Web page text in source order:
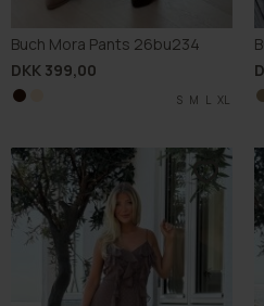
Buch Mora Pants 26bu234
DKK 399,00
S M L XL
S M L XL